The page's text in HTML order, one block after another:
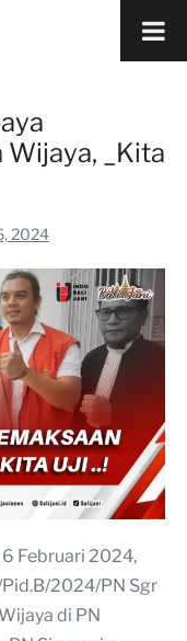
Wijaya, _Kita
2024
6 Februari 2024,
2024/PN Sgr
di PN